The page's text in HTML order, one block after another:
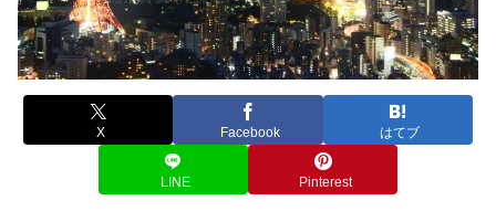
X Facebook はてブ
LINE Pinterest